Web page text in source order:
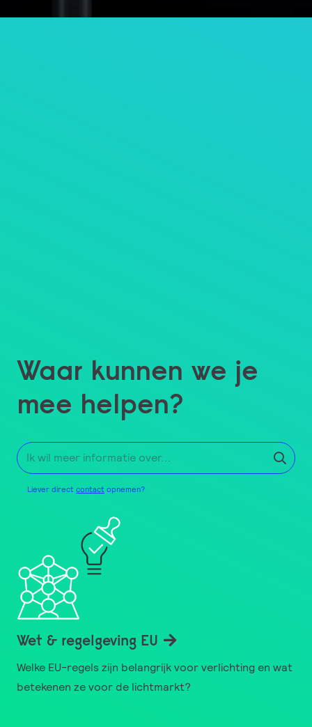
Waar kunnen we je
mee helpen?
Liever direct contact opnemen?
Wet & regelgeving EU
Welke EU-regels zijn belangrijk voor verlichting en wat
betekenen ze voor de lichtmarkt?